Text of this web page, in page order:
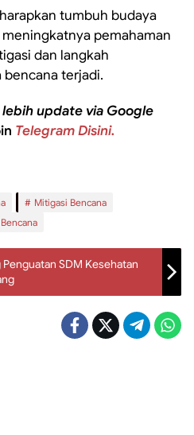
tumbuh budaya
pemahaman
dan langkah
terjadi.
update via Google
Telegram Disini.
Mitigasi Bencana
SDM Kesehatan